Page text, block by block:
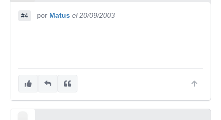
#4 por Matus el 20/09/2003